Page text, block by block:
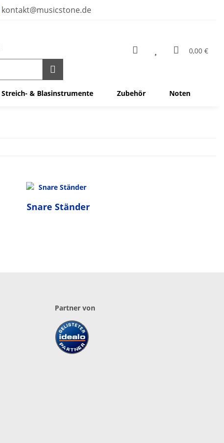
kontakt@musicstone.de
0,00 €
Streich- & Blasinstrumente Zubehör Noten
Snare Ständer
Partner von